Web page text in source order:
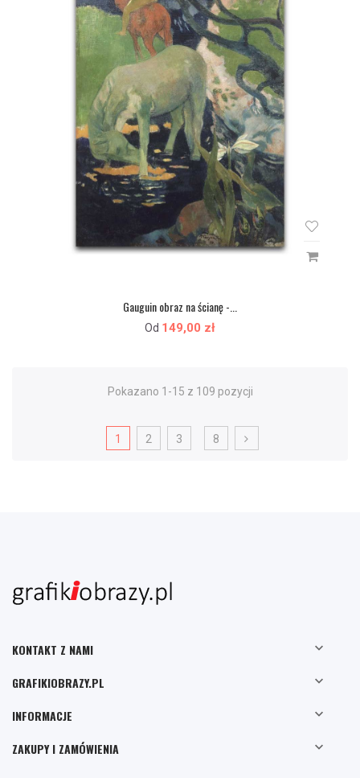
Gauguin obraz na ścianę -...
Od 149,00 zł
Pokazano 1-15 z 109 pozycji
1 2 3 8
KONTAKT Z NAMI 
GRAFIKIOBRAZY.PL 
INFORMACJE 
ZAKUPY I ZAMÓWIENIA 